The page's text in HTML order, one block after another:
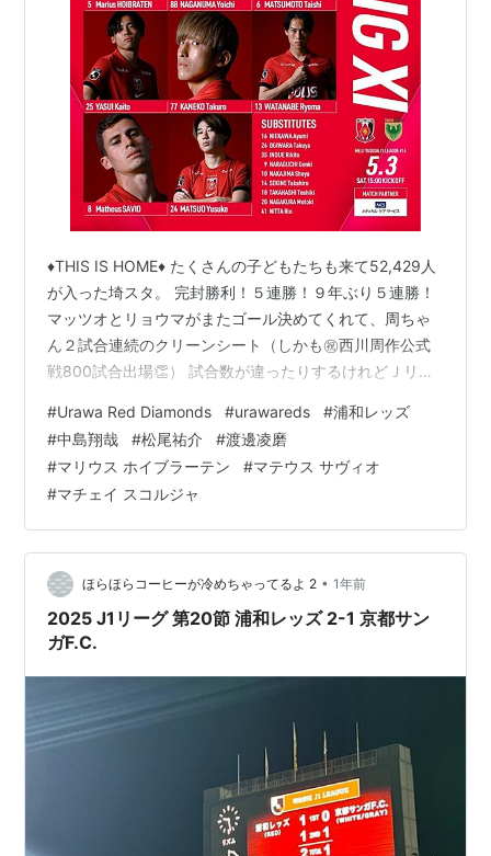
♦️THIS IS HOME♦️ たくさんの子どもたちも来て52,429人
が入った埼スタ。 完封勝利！５連勝！９年ぶり５連勝！
マッツオとリョウマがまたゴール決めてくれて、周ちゃ
ん２試合連続のクリーンシート（しかも㊗️西川周作公式
戦800試合出場👏） 試合数が違ったりするけれどＪリー
✊#urawareds #浦和レッズ #WeareREDS#Jリーグ
pic.twitter.com/whAqjpcsoH — 浦和レッズオフィシャル
(@REDSOFFICIAL) 2025年5月3日 ⚽️もう、この男は止め
られない⚡マッツオ松尾佑介 …
#Urawa Red Diamonds #urawareds #浦和レッズ
#中島翔哉 #松尾祐介 #渡邊凌磨
#マリウス ホイブラーテン #マテウス サヴィオ
#マチェイ スコルジャ
ほらほらコーヒーが冷めちゃってるよ 2 • 1年前
2025 J1リーグ 第20節 浦和レッズ 2-1 京都サン
ガF.C.